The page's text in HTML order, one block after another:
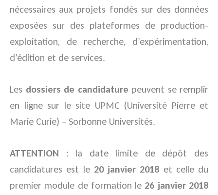
nécessaires aux projets fondés sur des données
exposées sur des plateformes de production-
exploitation, de recherche, d’expérimentation,
d’édition et de services.
Les dossiers de candidature peuvent se remplir
en ligne sur le site UPMC (Université Pierre et
Marie Curie) – Sorbonne Universités.
ATTENTION : la date limite de dépôt des
candidatures est le 20 janvier 2018 et celle du
premier module de formation le 26 janvier 2018